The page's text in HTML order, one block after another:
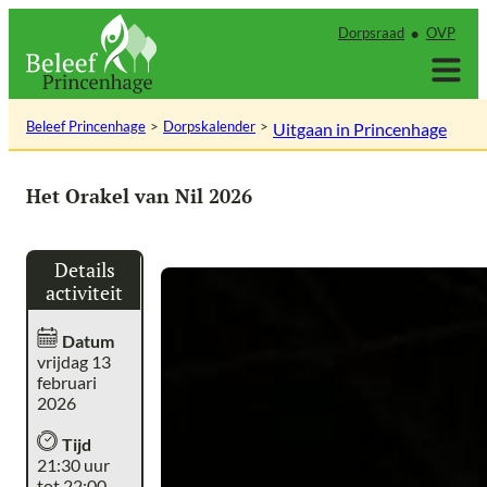
inhoud
Dorpsraad OVP
Beleef Princenhage Dorpskalender Uitgaan in Princenhage
Het Orakel van Nil 2026
Details
activiteit
Datum
vrijdag 13
februari
2026
Tijd
21:30 uur